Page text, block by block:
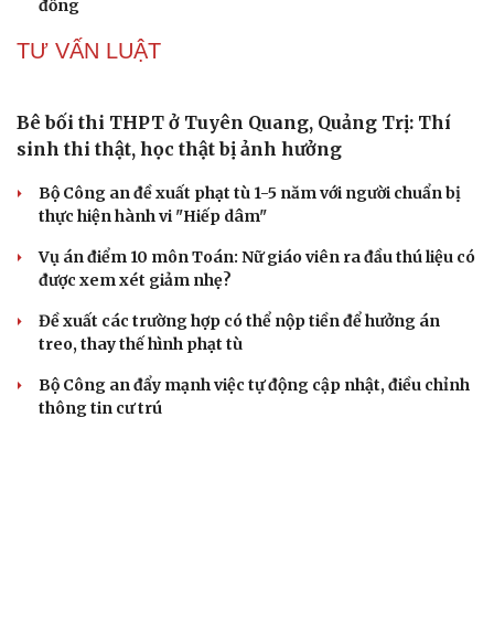
giáo lĩnh án 7 năm 6 tháng tù
nâng tổng số lên 29 bị can
Đoàn Bảo Châu bị phạt 7 năm tù về hành vi tuyên truyền
Truy tố Mr Pips, Shark Bình trong vụ án lừa đảo 1.600 tỷ
TƯ VẤN LUẬT
Bê bối thi THPT ở Tuyên Quang, Quảng Trị: Thí
sinh thi thật, học thật bị ảnh hưởng